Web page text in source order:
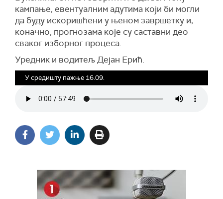
кампање, евентуалним адутима који би могли
да буду искоришћени у њеном завршетку и,
коначно, прогнозама које су саставни део
сваког изборног процеса.
Уредник и водитељ Дејан Ерић.
У средишту пажње 16.09.